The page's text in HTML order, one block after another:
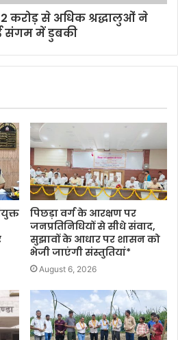
करोड़ से अधिक श्रद्धालुओं ने
संगम में डुबकी
पिछड़ा वर्ग के आरक्षण पर
जनप्रतिनिधियों से सीधे संवाद,
सुझावों के आधार पर शासन को
भेजी जाएंगी संस्तुतियां*
August 6, 2026